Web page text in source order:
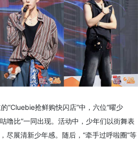
抢鲜购快闪店”中，六位“曜少
噜比”一同出现。活动中，少年们以街舞表
尽展清新少年感。随后，“牵手过呼啦圈”等